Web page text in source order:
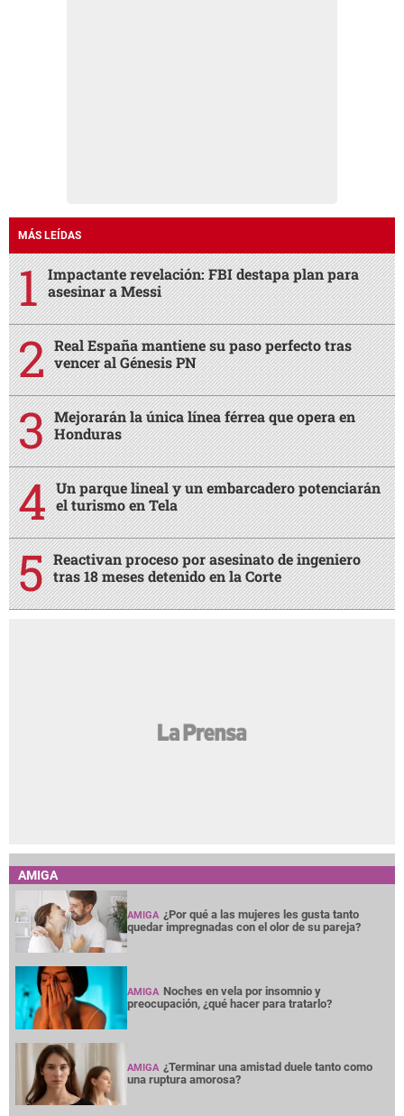
MÁS LEÍDAS
Impactante revelación: FBI destapa plan para
asesinar a Messi
Real España mantiene su paso perfecto tras
vencer al Génesis PN
Mejorarán la única línea férrea que opera en
Honduras
Un parque lineal y un embarcadero potenciarán
el turismo en Tela
Reactivan proceso por asesinato de ingeniero
tras 18 meses detenido en la Corte
AMIGA
AMIGA ¿Por qué a las mujeres les gusta tanto
quedar impregnadas con el olor de su pareja?
AMIGA Noches en vela por insomnio y
preocupación, ¿qué hacer para tratarlo?
AMIGA ¿Terminar una amistad duele tanto como
una ruptura amorosa?